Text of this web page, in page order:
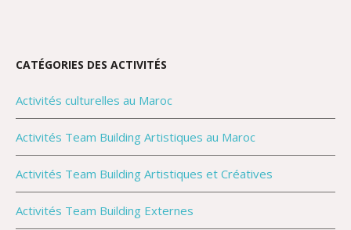
CATÉGORIES DES ACTIVITÉS
Activités culturelles au Maroc
Activités Team Building Artistiques au Maroc
Activités Team Building Artistiques et Créatives
Activités Team Building Externes